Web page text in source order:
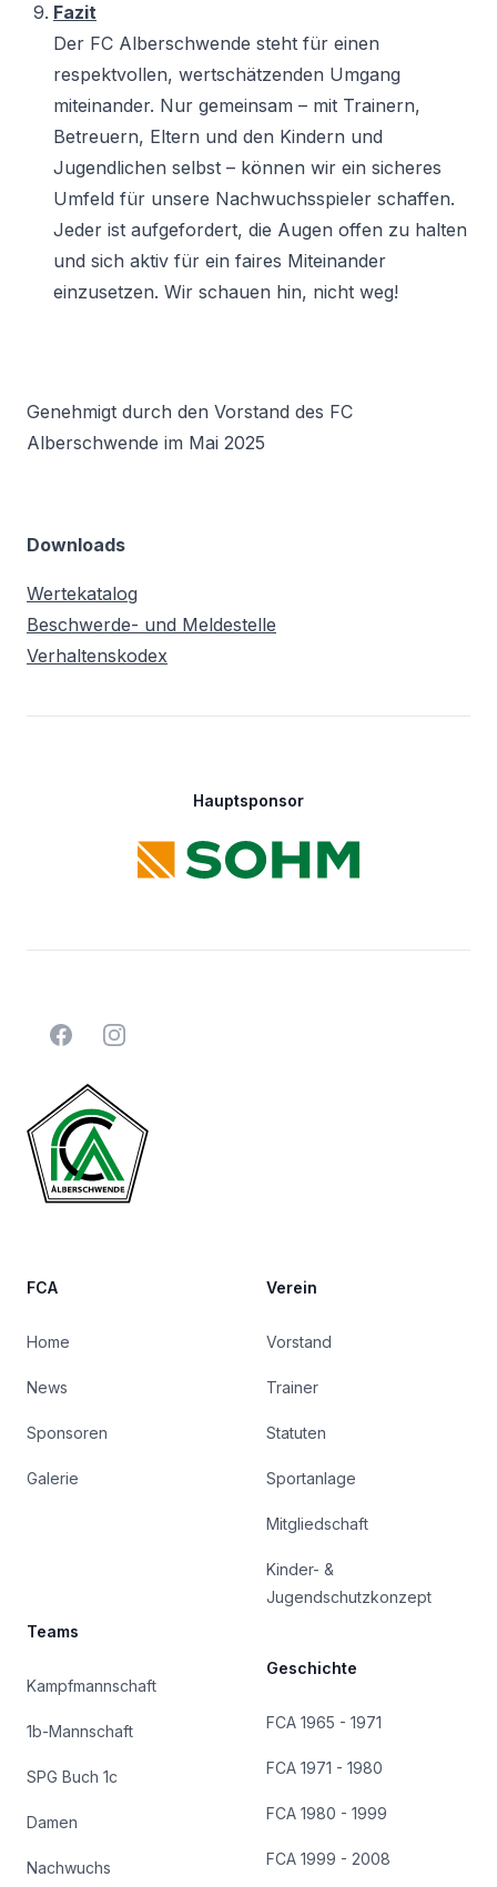
Fazit
Der FC Alberschwende steht für einen
respektvollen, wertschätzenden Umgang
miteinander. Nur gemeinsam – mit Trainern,
Betreuern, Eltern und den Kindern und
Jugendlichen selbst – können wir ein sicheres
Umfeld für unsere Nachwuchsspieler schaffen.
Jeder ist aufgefordert, die Augen offen zu halten
und sich aktiv für ein faires Miteinander
einzusetzen. Wir schauen hin, nicht weg!
Genehmigt durch den Vorstand des FC
Alberschwende im Mai 2025
Downloads
Wertekatalog
Beschwerde- und Meldestelle
Verhaltenskodex
Hauptsponsor
FacebookInstagram
FCA
Home
News
Sponsoren
Galerie
Teams
Kampfmannschaft
1b-Mannschaft
SPG Buch 1c
Damen
Nachwuchs
Verein
Vorstand
Trainer
Statuten
Sportanlage
Mitgliedschaft
Kinder- &
Jugendschutzkonzept
Geschichte
FCA 1965 - 1971
FCA 1971 - 1980
FCA 1980 - 1999
FCA 1999 - 2008